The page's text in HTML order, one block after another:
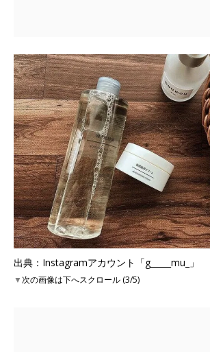
出典：Instagramアカウント「g_____mu_」
▼次の画像は下へスクロール (3/5)